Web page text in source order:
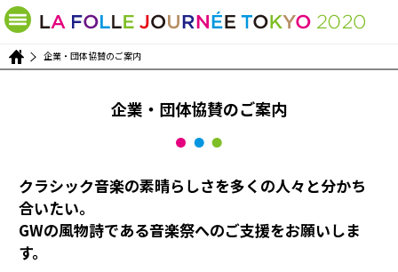
企業・団体協賛のご案内
企業・団体協賛のご案内
クラシック音楽の素晴らしさを多くの人々と分かち
合いたい。
GWの風物詩である音楽祭へのご支援をお願いしま
す。